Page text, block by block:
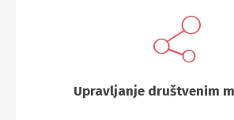
Upravljanje društvenim